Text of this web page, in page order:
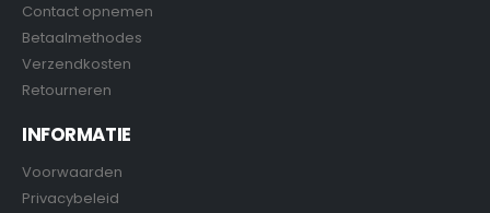
Contact opnemen
Betaalmethodes
Verzendkosten
Retourneren
INFORMATIE
Voorwaarden
Privacybeleid